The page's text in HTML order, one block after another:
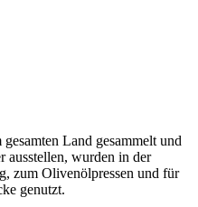
Land gesammelt und
ausstellen, wurden in der
zum Olivenölpressen und für
genutzt.